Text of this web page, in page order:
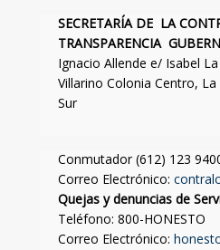
SECRETARÍA DE LA
TRANSPARENCIA
Ignacio Allende e/ Isabel
Villarino Colonia Centro,
Sur
Conmutador (612) 123
Correo Electrónico:
Quejas y denuncias de
Teléfono: 800-HONESTO
Correo Electrónico: